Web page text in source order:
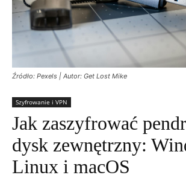
Źródło: Pexels | Autor: Get Lost Mike
Szyfrowanie i VPN
Jak zaszyfrować
dysk zewnętrzny:
Linux i macOS